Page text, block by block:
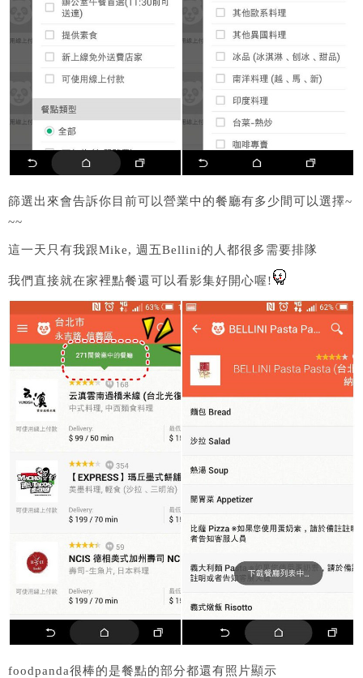
篩選出來會告訴你目前可以營業中的餐廳有多少間可以選擇~
~~
這一天只有我跟Mike, 週五Bellini的人都很多需要排隊
我們直接就在家裡點餐還可以看影集好開心喔!
foodpanda很棒的是餐點的部分都還有照片顯示